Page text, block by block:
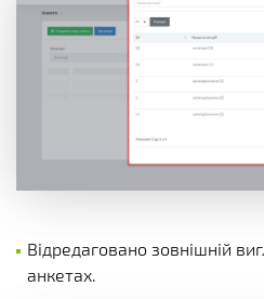
Відредаговано зовнішній
анкетах.